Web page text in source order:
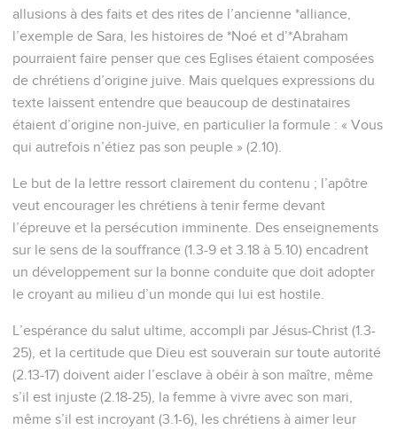
allusions à des faits et des rites de l’ancienne *alliance,
l’exemple de Sara, les histoires de *Noé et d’*Abraham
pourraient faire penser que ces Eglises étaient composées
de chrétiens d’origine juive. Mais quelques expressions du
texte laissent entendre que beaucoup de destinataires
étaient d’origine non-juive, en particulier la formule : « Vous
qui autrefois n’étiez pas son peuple » (2.10).
Le but de la lettre ressort clairement du contenu ; l’apôtre
veut encourager les chrétiens à tenir ferme devant
l’épreuve et la persécution imminente. Des enseignements
sur le sens de la souffrance (1.3-9 et 3.18 à 5.10) encadrent
un développement sur la bonne conduite que doit adopter
le croyant au milieu d’un monde qui lui est hostile.
L’espérance du salut ultime, accompli par Jésus-Christ (1.3-
25), et la certitude que Dieu est souverain sur toute autorité
(2.13-17) doivent aider l’esclave à obéir à son maître, même
s’il est injuste (2.18-25), la femme à vivre avec son mari,
même s’il est incroyant (3.1-6), les chrétiens à aimer leur